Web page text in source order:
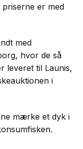
er med
med
hvor de så
leveret til Launis,
i
mærke et dyk i